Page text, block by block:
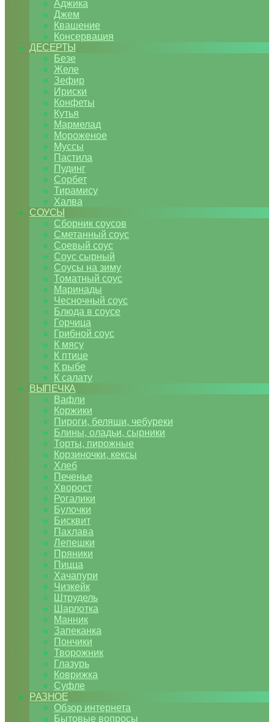
Аджика
Джем
Квашение
Консервация
ДЕСЕРТЫ
Безе
Желе
Зефир
Ириски
Конфеты
Кутья
Мармелад
Мороженое
Муссы
Пастила
Пудинг
Сорбет
Тирамису
Халва
СОУСЫ
Сборник соусов
Сметанный соус
Соевый соус
Соус сырный
Соусы на зиму
Томатный соус
Маринады
Чесночный соус
Блюда в соусе
Горчица
Грибной соус
К мясу
К птице
К рыбе
К салату
ВЫПЕЧКА
Вафли
Коржики
Пироги, беляши, чебуреки
Блины, оладьи, сырники
Торты, пирожные
Корзиночки, кексы
Хлеб
Печенье
Хворост
Рогалики
Булочки
Бисквит
Пахлава
Лепешки
Пряники
Пицца
Хачапури
Чизкейк
Штрудель
Шарлотка
Манник
Запеканка
Пончики
Творожник
Глазурь
Коврижка
Суфле
РАЗНОЕ
Обзор интернета
Бытовые вопросы